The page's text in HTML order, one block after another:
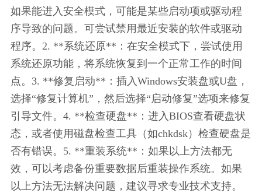
如果能进入安全模式，可能是某些启动项或驱动程
序导致的问题。可尝试禁用最近安装的软件或驱动
程序。2. **系统还原**：在安全模式下，尝试使用
系统还原功能，将系统恢复到一个正常工作的时间
点。3. **修复启动**：插入Windows安装盘或U盘，
选择“修复计算机”，然后选择“启动修复”选项来修复
引导文件。4. **检查硬盘**：进入BIOS查看硬盘状
态，或者使用磁盘检查工具（如chkdsk）检查硬盘是
否有错误。5. **重装系统**：如果以上方法都无
效，可以考虑备份重要数据后重装操作系统。如果
以上方法无法解决问题，建议寻求专业技术支持。